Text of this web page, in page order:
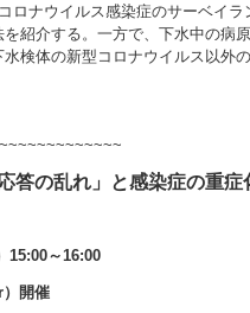
ロナウイルス感染症のサーベイ
紹介する。一方で、下水中の病
検体の新型コロナウイルス以外
の乱れ」と感染症の重症
15:00～16:00
開催